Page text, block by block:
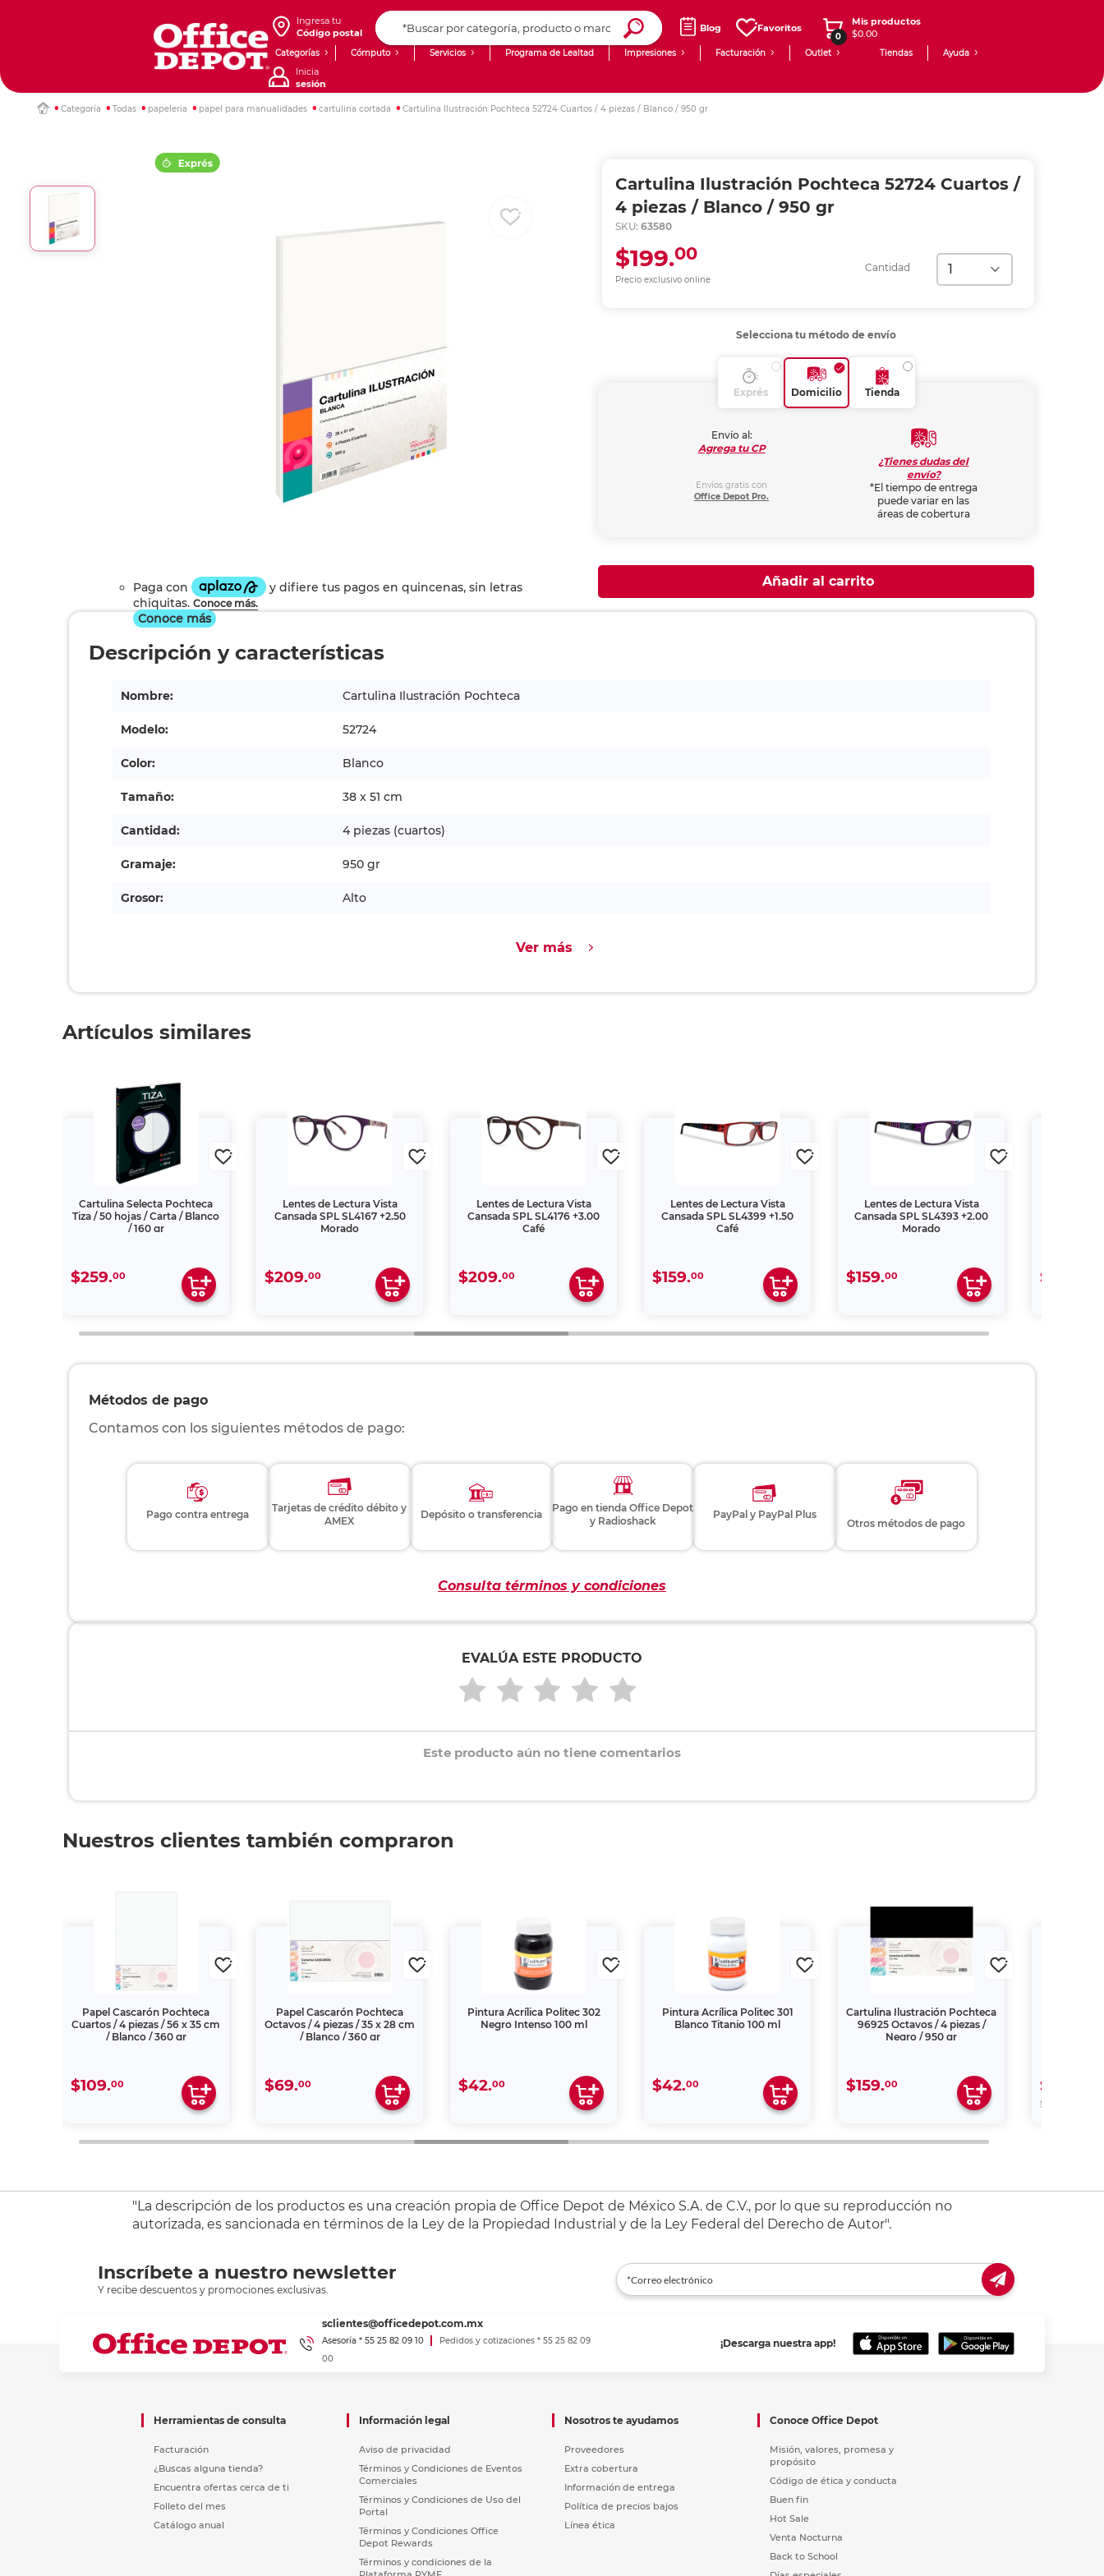
Ingresa tu
Código postal
Blog Favoritos
0
Mis productos
$0.00
Categorías Cómputo Servicios Programa de Lealtad Impresiones Facturación Outlet Tiendas Ayuda
Inicia
sesión
Categoría Todas papeleria papel para manualidades cartulina cortada Cartulina Ilustración Pochteca 52724 Cuartos / 4 piezas / Blanco / 950 gr
Conoce más
Cartulina Ilustración Pochteca 52724 Cuartos /
4 piezas / Blanco / 950 gr
SKU: 63580
Cantidad
Precio exclusivo online
$199.00
Selecciona tu método de envío
Exprés Domicilio Tienda
Envío al:
Agrega tu CP
Envíos gratis con
Office Depot Pro.
¿Tienes dudas del
envío?
*El tiempo de entrega
puede variar en las
áreas de cobertura
Añadir al carrito
Descripción y características
Nombre: Cartulina Ilustración Pochteca
Modelo: 52724
Color: Blanco
Tamaño: 38 x 51 cm
Cantidad: 4 piezas (cuartos)
Gramaje: 950 gr
Grosor: Alto
Ver más
Artículos similares
Cartulina Selecta Pochteca
Tiza / 50 hojas / Carta / Blanco
/ 160 gr
$259.00
Lentes de Lectura Vista
Cansada SPL SL4167 +2.50
Morado
$209.00
Lentes de Lectura Vista
Cansada SPL SL4176 +3.00
Café
$209.00
Lentes de Lectura Vista
Cansada SPL SL4399 +1.50
Café
$159.00
Lentes de Lectura Vista
Cansada SPL SL4393 +2.00
Morado
$159.00 $209.
Métodos de pago
Contamos con los siguientes métodos de pago:
Pago contra entrega
Tarjetas de crédito débito y
AMEX
Depósito o transferencia
Pago en tienda Office Depot
y Radioshack
PayPal y PayPal Plus
Otros métodos de pago
Consulta términos y condiciones
EVALÚA ESTE PRODUCTO
Este producto aún no tiene comentarios
Nuestros clientes también compraron
Papel Cascarón Pochteca
Cuartos / 4 piezas / 56 x 35 cm
/ Blanco / 360 gr
$109.00
Papel Cascarón Pochteca
Octavos / 4 piezas / 35 x 28 cm
/ Blanco / 360 gr
$69.00
Pintura Acrílica Politec 302
Negro Intenso 100 ml
$42.00
Pintura Acrílica Politec 301
Blanco Titanio 100 ml
$42.00
Cartulina Ilustración Pochteca
96925 Octavos / 4 piezas /
Negro / 950 gr
$159.00 $27.
$31.
"La descripción de los productos es una creación propia de Office Depot de México S.A. de C.V., por lo que su reproducción no
autorizada, es sancionada en términos de la Ley de la Propiedad Industrial y de la Ley Federal del Derecho de Autor".
Inscríbete a nuestro newsletter
Y recibe descuentos y promociones exclusivas.
¡Descarga nuestra app!
sclientes@officedepot.com.mx
Asesoría * 55 25 82 09 10
Pedidos y cotizaciones * 55 25 82 09
00
Herramientas de consulta
Facturación
¿Buscas alguna tienda?
Encuentra ofertas cerca de ti
Folleto del mes
Catálogo anual
Información legal
Aviso de privacidad
Términos y Condiciones de Eventos
Comerciales
Términos y Condiciones de Uso del
Portal
Términos y Condiciones Office
Depot Rewards
Términos y condiciones de la
Nosotros te ayudamos
Proveedores
Extra cobertura
Información de entrega
Política de precios bajos
Línea ética
Conoce Office Depot
Misión, valores, promesa y
propósito
Código de ética y conducta
Buen fin
Hot Sale
Venta Nocturna
Back to School